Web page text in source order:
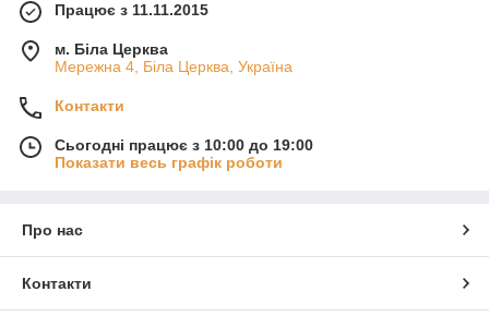
Працює з 11.11.2015
м. Біла Церква
Мережна 4, Біла Церква, Україна
Контакти
Сьогодні працює з 10:00 до 19:00
Показати весь графік роботи
Про нас
Контакти